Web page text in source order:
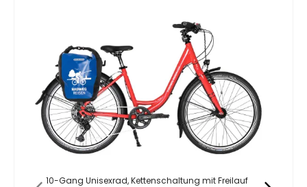
10-Gang Unisexrad, Kettenschaltung mit Freilauf